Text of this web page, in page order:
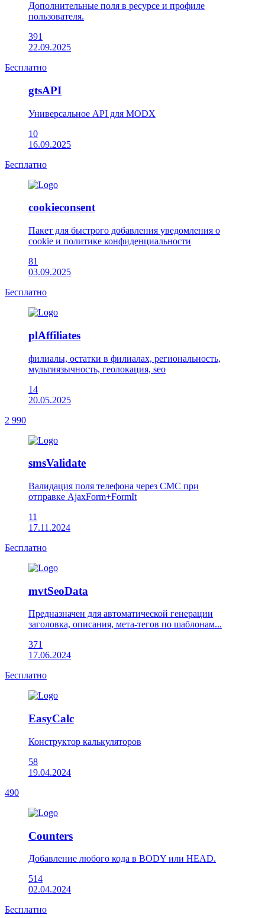
Дополнительные поля в ресурсе и профиле
пользователя.
391
22.09.2025
Бесплатно
gtsAPI
Универсальное API для MODX
10
16.09.2025
Бесплатно
cookieconsent
Пакет для быстрого добавления уведомления о
cookie и политике конфиденциальности
81
03.09.2025
Бесплатно
plAffiliates
филиалы, остатки в филиалах, региональность,
мультиязычность, геолокация, seo
14
20.05.2025
2 990
smsValidate
Валидация поля телефона через СМС при
отправке AjaxForm+FormIt
11
17.11.2024
Бесплатно
mvtSeoData
Предназначен для автоматической генерации
заголовка, описания, мета-тегов по шаблонам...
371
17.06.2024
Бесплатно
EasyCalc
Конструктор калькуляторов
58
19.04.2024
490
Counters
Добавление любого кода в BODY или HEAD.
514
02.04.2024
Бесплатно